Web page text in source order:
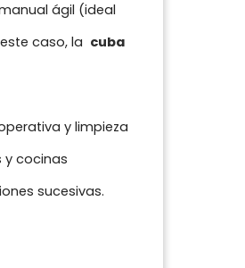
ágil (ideal
caso, la cuba
y limpieza
y cocinas
sucesivas.